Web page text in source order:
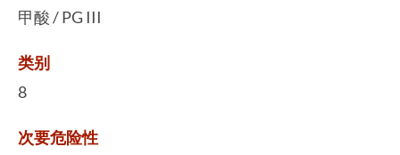
甲酸 / PG III
类别
8
次要危险性